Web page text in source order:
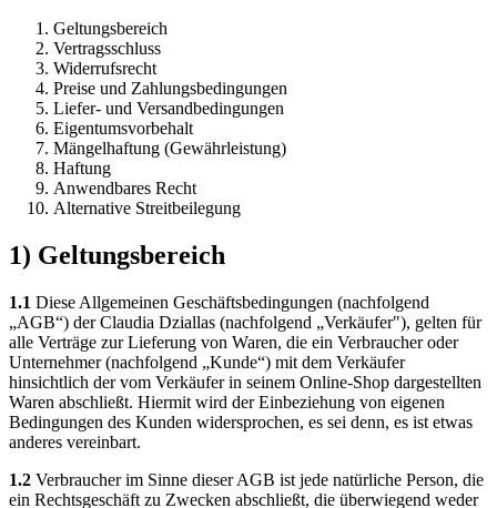
Geltungsbereich
Vertragsschluss
Widerrufsrecht
Preise und Zahlungsbedingungen
Liefer- und Versandbedingungen
Eigentumsvorbehalt
Mängelhaftung (Gewährleistung)
Haftung
Anwendbares Recht
Alternative Streitbeilegung
1) Geltungsbereich
1.1 Diese Allgemeinen Geschäftsbedingungen (nachfolgend
„AGB“) der Claudia Dziallas (nachfolgend „Verkäufer"), gelten für
alle Verträge zur Lieferung von Waren, die ein Verbraucher oder
Unternehmer (nachfolgend „Kunde“) mit dem Verkäufer
hinsichtlich der vom Verkäufer in seinem Online-Shop dargestellten
Waren abschließt. Hiermit wird der Einbeziehung von eigenen
Bedingungen des Kunden widersprochen, es sei denn, es ist etwas
anderes vereinbart.
1.2 Verbraucher im Sinne dieser AGB ist jede natürliche Person, die
ein Rechtsgeschäft zu Zwecken abschließt, die überwiegend weder